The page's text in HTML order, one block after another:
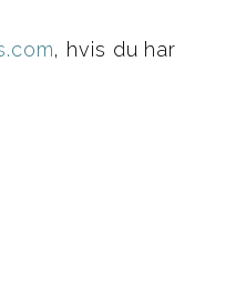
, hvis du har